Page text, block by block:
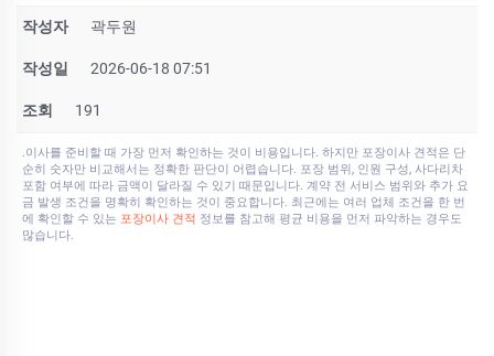
작성자 곽두원
작성일 2026-06-18 07:51
조회 191
.이사를 준비할 때 가장 먼저 확인하는 것이 비용입니다. 하지만 포장이사 견적은 단
순히 숫자만 비교해서는 정확한 판단이 어렵습니다. 포장 범위, 인원 구성, 사다리차
포함 여부에 따라 금액이 달라질 수 있기 때문입니다. 계약 전 서비스 범위와 추가 요
금 발생 조건을 명확히 확인하는 것이 중요합니다. 최근에는 여러 업체 조건을 한 번
에 확인할 수 있는 포장이사 견적 정보를 참고해 평균 비용을 먼저 파악하는 경우도
많습니다.